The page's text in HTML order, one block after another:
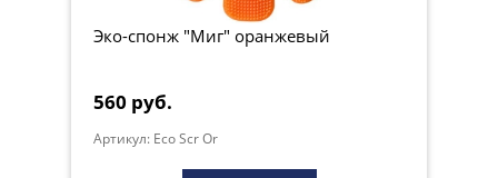
Эко-спонж "Миг" оранжевый
560 руб.
Артикул: Eco Scr Or